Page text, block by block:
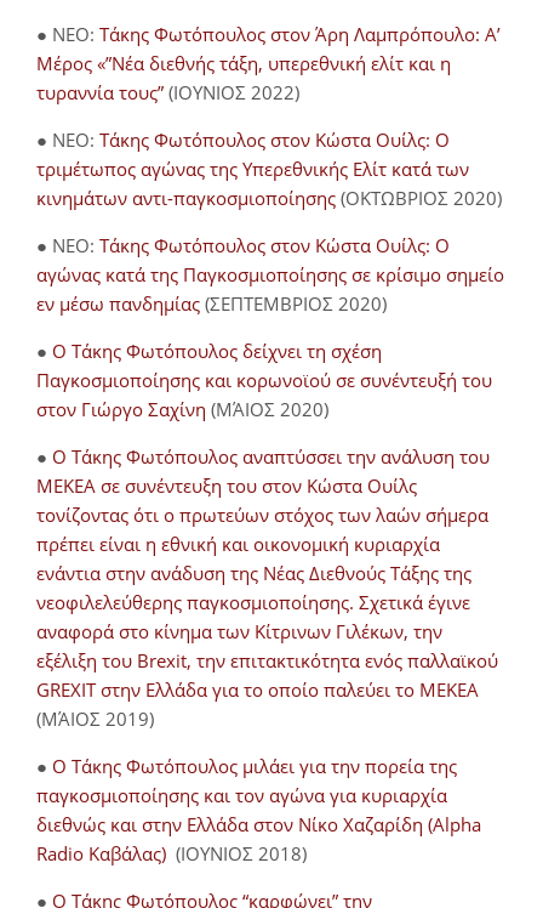
● NEO: Τάκης Φωτόπουλος στον Άρη Λαμπρόπουλο: Α’
Μέρος «”Νέα διεθνής τάξη, υπερεθνική ελίτ και η
τυραννία τους” (ΙΟΥΝΙΟΣ 2022)
● NEO: Τάκης Φωτόπουλος στον Κώστα Ουίλς: Ο
τριμέτωπος αγώνας της Υπερεθνικής Ελίτ κατά των
κινημάτων αντι-παγκοσμιοποίησης (ΟΚΤΩΒΡΙΟΣ 2020)
● NEO: Τάκης Φωτόπουλος στον Κώστα Ουίλς: Ο
αγώνας κατά της Παγκοσμιοποίησης σε κρίσιμο σημείο
εν μέσω πανδημίας (ΣΕΠΤΕΜΒΡΙΟΣ 2020)
● Ο Τάκης Φωτόπουλος δείχνει τη σχέση
Παγκοσμιοποίησης και κορωνοϊού σε συνέντευξή του
στον Γιώργο Σαχίνη (ΜΆΙΟΣ 2020)
● O Τάκης Φωτόπουλος αναπτύσσει την ανάλυση του
ΜΕΚΕΑ σε συνέντευξη του στον Κώστα Ουίλς
τονίζοντας ότι ο πρωτεύων στόχος των λαών σήμερα
πρέπει είναι η εθνική και οικονομική κυριαρχία
ενάντια στην ανάδυση της Νέας Διεθνούς Τάξης της
νεοφιλελεύθερης παγκοσμιοποίησης. Σχετικά έγινε
αναφορά στο κίνημα των Κίτρινων Γιλέκων, την
εξέλιξη του Brexit, την επιτακτικότητα ενός παλλαϊκού
GREXIT στην Ελλάδα για το οποίο παλεύει το ΜΕΚΕΑ
(ΜΆΙΟΣ 2019)
● Ο Τάκης Φωτόπουλος μιλάει για την πορεία της
παγκοσμιοποίησης και τον αγώνα για κυριαρχία
διεθνώς και στην Ελλάδα στον Νίκο Χαζαρίδη (Alpha
Radio Καβάλας) (ΙΟΥΝΙΟΣ 2018)
● Ο Τάκης Φωτόπουλος “καρφώνει” την